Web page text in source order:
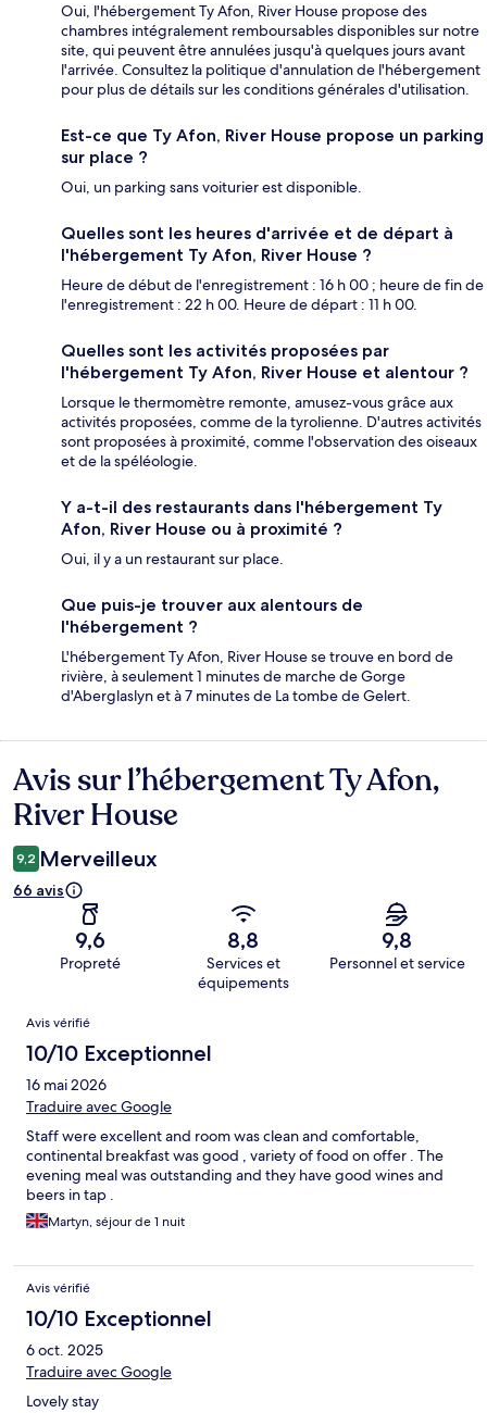
Oui, l'hébergement Ty Afon, River House propose des
chambres intégralement remboursables disponibles sur notre
site, qui peuvent être annulées jusqu'à quelques jours avant
l'arrivée. Consultez la politique d'annulation de l'hébergement
pour plus de détails sur les conditions générales d'utilisation.
Est-ce que Ty Afon, River House propose un parking
sur place ?
Oui, un parking sans voiturier est disponible.
Quelles sont les heures d'arrivée et de départ à
l'hébergement Ty Afon, River House ?
Heure de début de l'enregistrement : 16 h 00 ; heure de fin de
l'enregistrement : 22 h 00. Heure de départ : 11 h 00.
Quelles sont les activités proposées par
l'hébergement Ty Afon, River House et alentour ?
Lorsque le thermomètre remonte, amusez-vous grâce aux
activités proposées, comme de la tyrolienne. D'autres activités
sont proposées à proximité, comme l'observation des oiseaux
et de la spéléologie.
Y a-t-il des restaurants dans l'hébergement Ty
Afon, River House ou à proximité ?
Oui, il y a un restaurant sur place.
Que puis-je trouver aux alentours de
l'hébergement ?
L'hébergement Ty Afon, River House se trouve en bord de
rivière, à seulement 1 minutes de marche de Gorge
d'Aberglaslyn et à 7 minutes de La tombe de Gelert.
Avis
Avis sur l’hébergement Ty Afon,
River House
9,2 Merveilleux
66 avis
9,6
Propreté
8,8
Services et
équipements
9,8
Personnel et service
Avis
Avis vérifié
10/10 Exceptionnel
16 mai 2026
Traduire avec Google
Staff were excellent and room was clean and comfortable,
continental breakfast was good , variety of food on offer . The
evening meal was outstanding and they have good wines and
beers in tap .
Martyn, séjour de 1 nuit
Avis vérifié
10/10 Exceptionnel
6 oct. 2025
Traduire avec Google
Lovely stay